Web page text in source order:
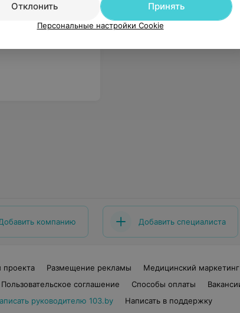
поликлиника
компанию Добавить специалиста
проекта Размещение рекламы
Медицинский маркетинг
Пользовательское соглашение Способы оплаты
руководителю 103.by
Написать в поддержку
Отклонить
Принять
Персональные настройки Cookie